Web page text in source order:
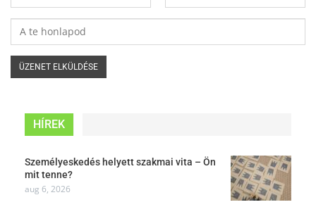
HÍREK
Személyeskedés helyett szakmai vita – Ön
mit tenne?
aug 6, 2026